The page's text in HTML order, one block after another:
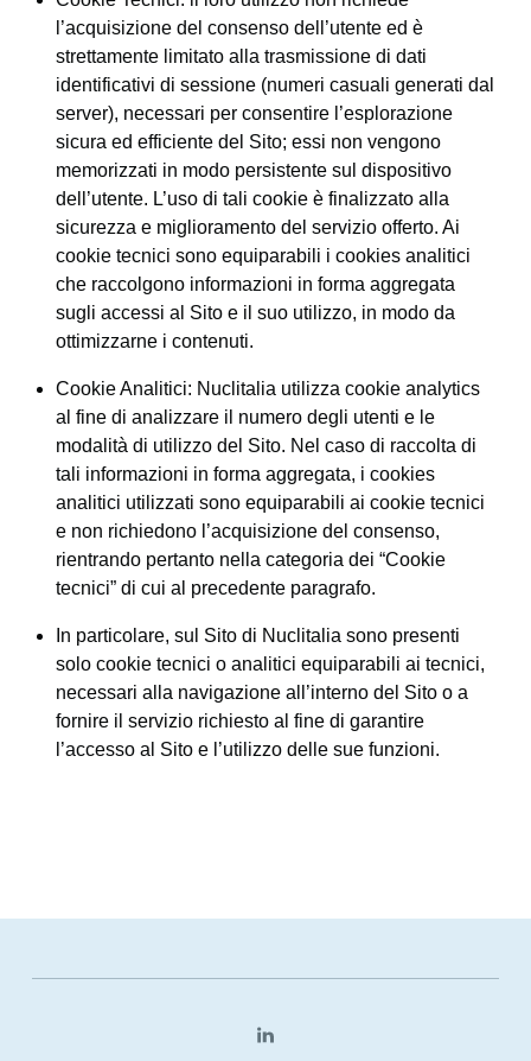
l’acquisizione del consenso dell’utente ed è
strettamente limitato alla trasmissione di dati
identificativi di sessione (numeri casuali generati dal
server), necessari per consentire l’esplorazione
sicura ed efficiente del Sito; essi non vengono
memorizzati in modo persistente sul dispositivo
dell’utente. L’uso di tali cookie è finalizzato alla
sicurezza e miglioramento del servizio offerto. Ai
cookie tecnici sono equiparabili i cookies analitici
che raccolgono informazioni in forma aggregata
sugli accessi al Sito e il suo utilizzo, in modo da
ottimizzarne i contenuti.
Cookie Analitici: Nuclitalia utilizza cookie analytics
al fine di analizzare il numero degli utenti e le
modalità di utilizzo del Sito. Nel caso di raccolta di
tali informazioni in forma aggregata, i cookies
analitici utilizzati sono equiparabili ai cookie tecnici
e non richiedono l’acquisizione del consenso,
rientrando pertanto nella categoria dei “Cookie
tecnici” di cui al precedente paragrafo.
In particolare, sul Sito di Nuclitalia sono presenti
solo cookie tecnici o analitici equiparabili ai tecnici,
necessari alla navigazione all’interno del Sito o a
fornire il servizio richiesto al fine di garantire
l’accesso al Sito e l’utilizzo delle sue funzioni.